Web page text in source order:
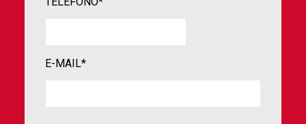
E-MAIL*